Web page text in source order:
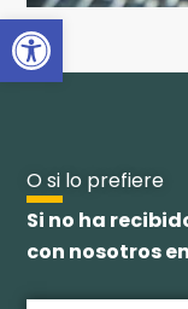
Abrir barra de
O si lo prefiere
Si no ha
con nosotros